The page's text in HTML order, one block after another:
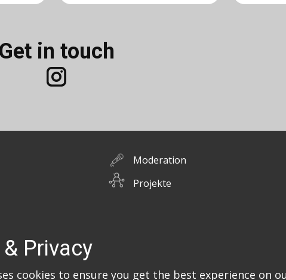
Get in touch
Moderation
Projekte
Privacy
cookies to ensure you get the best experience on